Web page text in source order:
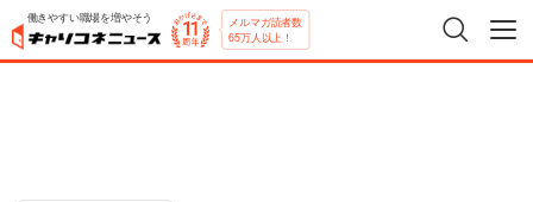
働きやすい職場を増やそう メルマガ読者数
65万人以上！